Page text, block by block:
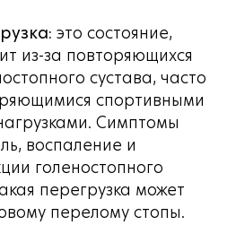
это состояние,
из-за повторяющихся
сустава, часто
спортивными
Симптомы
воспаление и
голеностопного
перегрузка может
перелому стопы.